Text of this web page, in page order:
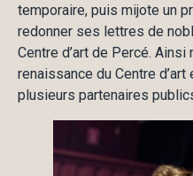
temporaire, puis mijote un
redonner ses lettres de
Centre d’art de Percé.
renaissance du Centre d’art
plusieurs partenaires